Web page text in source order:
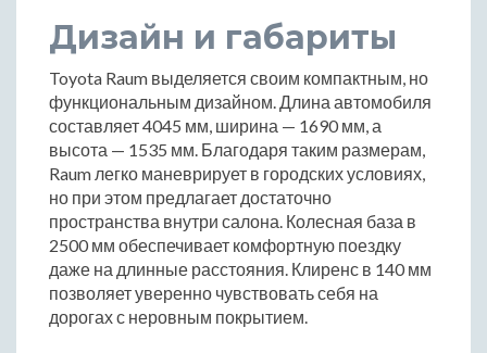
Дизайн и габариты
Toyota Raum выделяется своим компактным, но
функциональным дизайном. Длина автомобиля
составляет 4045 мм, ширина — 1690 мм, а
высота — 1535 мм. Благодаря таким размерам,
Raum легко маневрирует в городских условиях,
но при этом предлагает достаточно
пространства внутри салона. Колесная база в
2500 мм обеспечивает комфортную поездку
даже на длинные расстояния. Клиренс в 140 мм
позволяет уверенно чувствовать себя на
дорогах с неровным покрытием.